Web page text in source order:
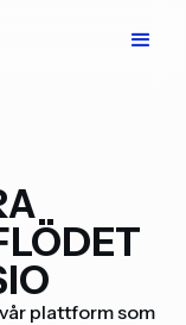
plattform som